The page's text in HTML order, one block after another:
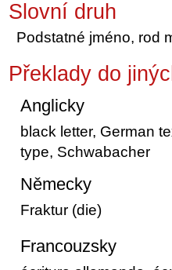
Slovní druh
Podstatné jméno, rod
Překlady do
Anglicky
black letter, German
type, Schwabacher
Německy
Fraktur (die)
Francouzsky